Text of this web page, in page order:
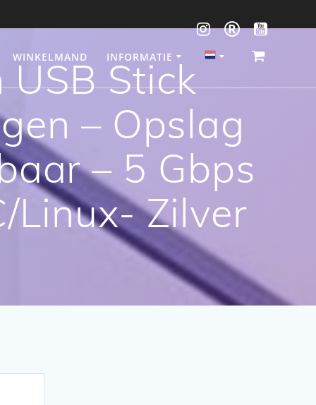
WINKELMAND INFORMATIE
USB Stick
– Opslag
– 5 Gbps
Linux- Zilver